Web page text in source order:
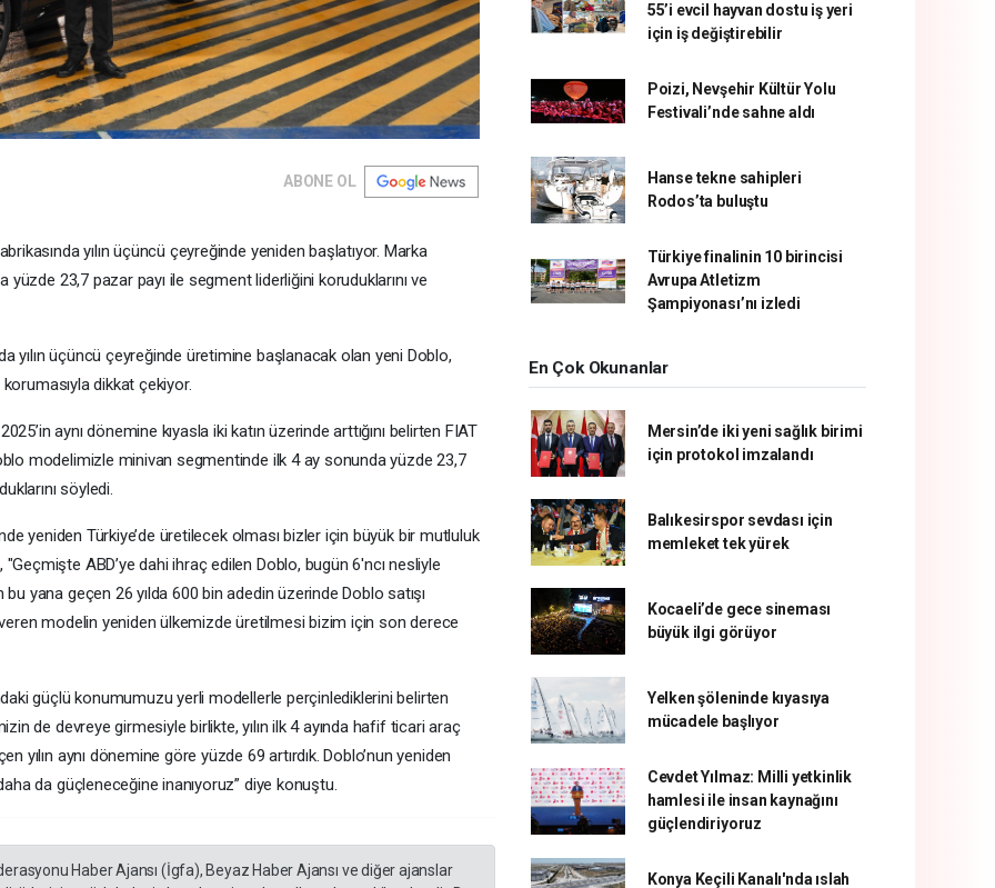
ABONE OL
yılın üçüncü çeyreğinde yeniden başlatıyor. Marka
23,7 pazar payı ile segment liderliğini koruduklarını ve
yılın üçüncü çeyreğinde üretimine başlanacak olan yeni Doblo,
korumasıyla dikkat çekiyor.
aynı dönemine kıyasla iki katın üzerinde arttığını belirten FIAT
modelimizle minivan segmentinde ilk 4 ay sonunda yüzde 23,7
söyledi.
yeniden Türkiye’de üretilecek olması bizler için büyük bir mutluluk
ABD’ye dahi ihraç edilen Doblo, bugün 6'ncı nesliyle
yana geçen 26 yılda 600 bin adedin üzerinde Doblo satışı
modelin yeniden ülkemizde üretilmesi bizim için son derece
güçlü konumumuzu yerli modellerle perçinlediklerini belirten
de devreye girmesiyle birlikte, yılın ilk 4 ayında hafif ticari araç
yılın aynı dönemine göre yüzde 69 artırdık. Doblo’nun yeniden
da güçleneceğine inanıyoruz” diye konuştu.
Haber Ajansı (İgfa), Beyaz Haber Ajansı ve diğer ajanslar
55’i evcil hayvan dostu iş yeri
için iş değiştirebilir
Poizi, Nevşehir Kültür Yolu
Festivali’nde sahne aldı
Hanse tekne sahipleri
Rodos’ta buluştu
Türkiye finalinin 10 birincisi
Avrupa Atletizm
Şampiyonası’nı izledi
En Çok Okunanlar
Mersin’de iki yeni sağlık birimi
için protokol imzalandı
Balıkesirspor sevdası için
memleket tek yürek
Kocaeli’de gece sineması
büyük ilgi görüyor
Yelken şöleninde kıyasıya
mücadele başlıyor
Cevdet Yılmaz: Milli yetkinlik
hamlesi ile insan kaynağını
güçlendiriyoruz
Konya Keçili Kanalı'nda ıslah